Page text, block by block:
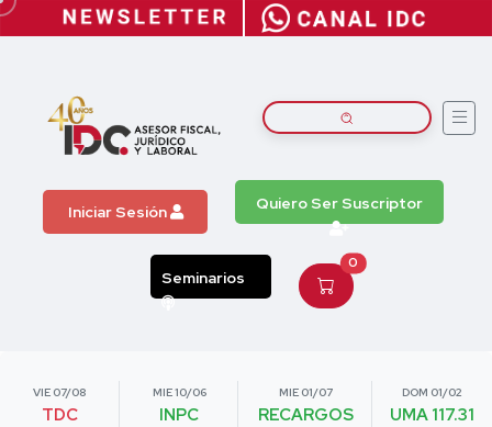
Iniciar Sesión Quiero Ser Suscriptor
Seminarios
0
VIE 07/08
TDC
MIE 10/06
INPC
MIE 01/07
RECARGOS
DOM 01/02
UMA 117.31